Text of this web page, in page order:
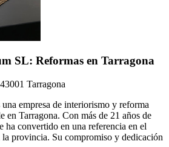
SL: Reformas en Tarragona
Tarragona
empresa de interiorismo y reforma
en Tarragona. Con más de 21 años de
ha convertido en una referencia en el
la provincia. Su compromiso y dedicación